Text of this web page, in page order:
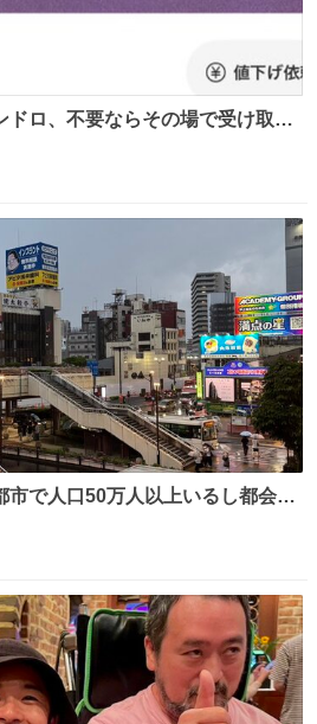
ドロ、不要ならその場で受け取り
い
市で人口50万人以上いるし都会何
像以上に都会で興奮した